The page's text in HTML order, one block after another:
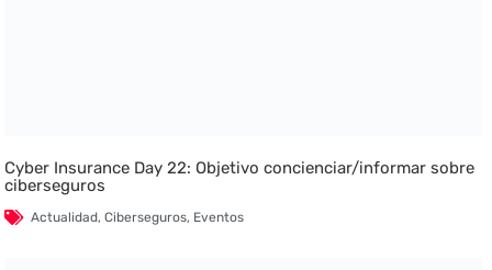
Cyber Insurance Day 22: Objetivo concienciar/informar sobre
ciberseguros
Actualidad,Ciberseguros, Eventos